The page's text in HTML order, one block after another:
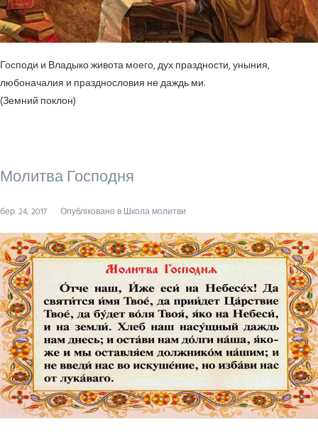
Господи и Владыко живота моего, дух праздности, уныния,
любоначалия и празднословия не даждь ми.
(Земний поклон)
Молитва Господня
бер. 24, 2017 Опубліковано в Школа молитви